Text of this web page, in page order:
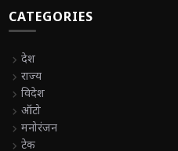
CATEGORIES
chevron_right देश
chevron_right राज्य
chevron_right विदेश
chevron_right ऑटो
chevron_right मनोरंजन
chevron_right टेक